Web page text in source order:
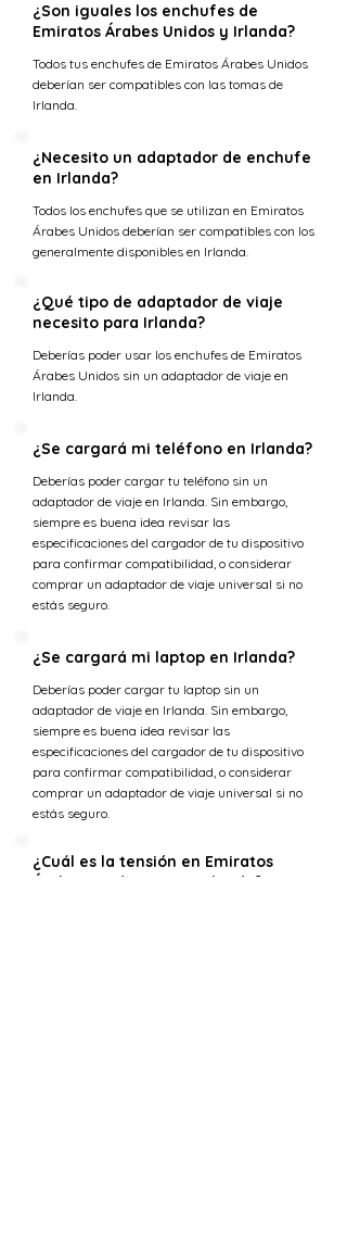
¿Son iguales los enchufes de
Emiratos Árabes Unidos y Irlanda?
Todos tus enchufes de Emiratos Árabes Unidos
deberían ser compatibles con las tomas de
Irlanda.
¿Necesito un adaptador de enchufe
en Irlanda?
Todos los enchufes que se utilizan en Emiratos
Árabes Unidos deberían ser compatibles con los
generalmente disponibles en Irlanda.
¿Qué tipo de adaptador de viaje
necesito para Irlanda?
Deberías poder usar los enchufes de Emiratos
Árabes Unidos sin un adaptador de viaje en
Irlanda.
¿Se cargará mi teléfono en Irlanda?
Deberías poder cargar tu teléfono sin un
adaptador de viaje en Irlanda. Sin embargo,
siempre es buena idea revisar las
especificaciones del cargador de tu dispositivo
para confirmar compatibilidad, o considerar
comprar un adaptador de viaje universal si no
estás seguro.
¿Se cargará mi laptop en Irlanda?
Deberías poder cargar tu laptop sin un
adaptador de viaje en Irlanda. Sin embargo,
siempre es buena idea revisar las
especificaciones del cargador de tu dispositivo
para confirmar compatibilidad, o considerar
comprar un adaptador de viaje universal si no
estás seguro.
¿Cuál es la tensión en Emiratos
Árabes Unidos versus Irlanda?